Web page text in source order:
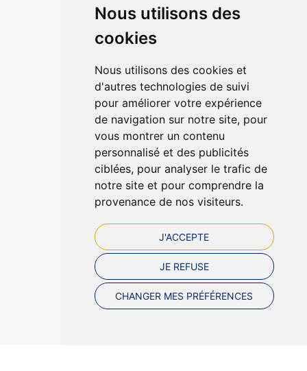
Nous utilisons des
cookies
Nous utilisons des cookies et
d'autres technologies de suivi
pour améliorer votre expérience
de navigation sur notre site, pour
vous montrer un contenu
personnalisé et des publicités
ciblées, pour analyser le trafic de
notre site et pour comprendre la
provenance de nos visiteurs.
J'ACCEPTE
JE REFUSE
CHANGER MES PRÉFÉRENCES
Informations
Qui sommes-nous ?
Déclarer un effet indésirable
Mentions légales
CGV
Données personnelles
Cookies
Préférences Cookies